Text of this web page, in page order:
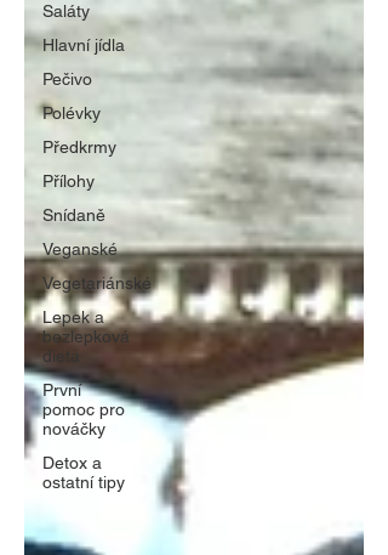
Saláty
Hlavní jídla
Pečivo
Polévky
Předkrmy
Přílohy
Snídaně
Veganské
Vegetariánské
Lepek a
bezlepková
dieta
První
pomoc pro
nováčky
Detox a
ostatní tipy